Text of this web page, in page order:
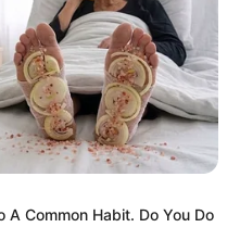
A Common Habit. Do You Do